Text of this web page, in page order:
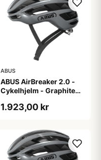
ABUS
ABUS AirBreaker 2.0 -
Cykelhjelm - Graphite
1.923,00 kr